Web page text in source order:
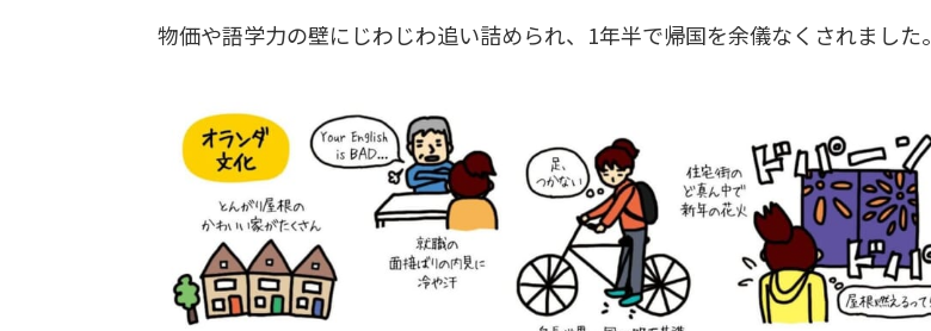
物価や語学力の壁にじわじわ追い詰められ、1年半で帰国を余儀なくされました。